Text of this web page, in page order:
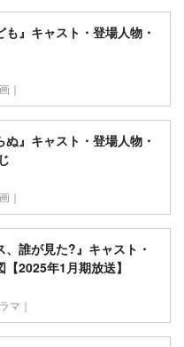
』キャスト・登場人物・
｜
』キャスト・登場人物・
｜
、誰が見た?』キャスト・
2025年1月期放送】
マ｜